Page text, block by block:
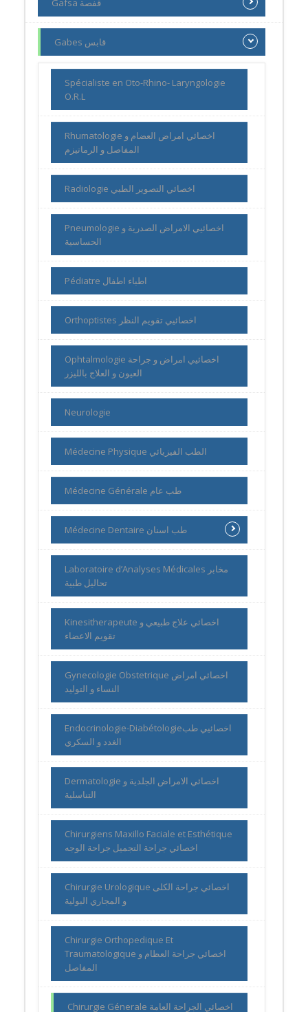
Gabes قابس
Spécialiste en Oto-Rhino- Laryngologie
O.R.L
Rhumatologie اخصائي امراض العضام و
المفاصل و الرماتيزم
Radiologie اخصائي التصوير الطبي
Pneumologie اخصائيي الامراض الصدرية و
الحساسية
Pédiatre اطباء اطفال
Orthoptistes اخصائيي تقويم النظر
Ophtalmologie اخصائيي امراض و جراحة
العيون و العلاج بالليزر
Neurologie
Médecine Physique الطب الفيزيائي
Médecine Générale طب عام
Médecine Dentaire طب اسنان
Laboratoire d’Analyses Médicales مخابر
تحاليل طبية
Kinesitherapeute اخصائي علاج طبيعي و
تقويم الاعضاء
Gynecologie Obstetrique اخصائي امراض
النساء و التوليد
Endocrinologie-Diabétologieاخصائيي طب
الغدد و السكري
Dermatologie اخصائي الامراض الجلدية و
التناسلية
Chirurgiens Maxillo Faciale et Esthétique
اخصائي جراحة التجميل جراحة الوجه
Chirurgie Urologique اخصائي جراحة الكلى
و المجاري البولية
Chirurgie Orthopedique Et
Traumatologique اخصائي جراحة العظام و
المفاصل
Chirurgie Génerale اخصائي الجراحة العامة